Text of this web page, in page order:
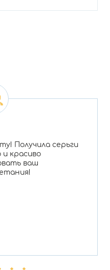
Получила серьги
и красиво
ваш